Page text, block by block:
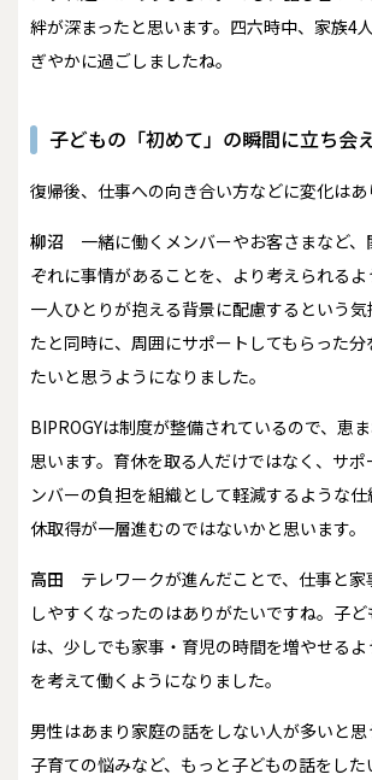
絆が深まったと思います。四六時中、家族4
ぎやかに過ごしましたね。
子どもの「初めて」の瞬間に立ち会
――復帰後、仕事への向き合い方などに変化はあ
柳沼
一緒に働くメンバーやお客さまなど
ぞれに事情があることを、より考えられるよ
一人ひとりが抱える背景に配慮するという
たと同時に、周囲にサポートしてもらった
たいと思うようになりました。
BIPROGYは制度が整備されているので、恵
思います。育休を取る人だけではなく、サポ
ンバーの負担を組織として軽減するような
休取得が一層進むのではないかと思います。
高田
テレワークが進んだことで、仕事と
しやすくなったのはありがたいですね。子
は、少しでも家事・育児の時間を増やせる
を考えて働くようになりました。
男性はあまり家庭の話をしない人が多いと思
子育ての悩みなど、もっと子どもの話をし